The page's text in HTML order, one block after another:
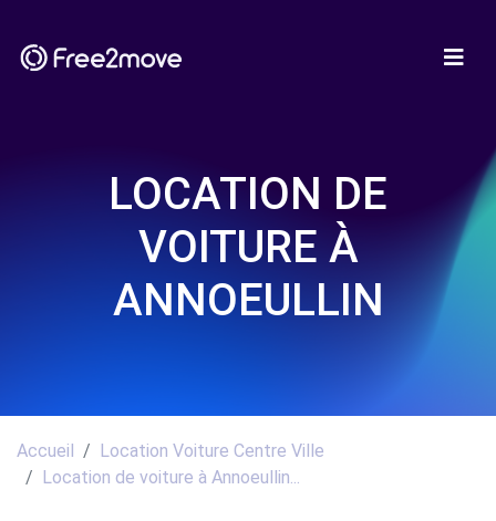
LOCATION DE
VOITURE À
ANNOEULLIN
Accueil
Location Voiture Centre Ville
Location de voiture à Annoeullin...